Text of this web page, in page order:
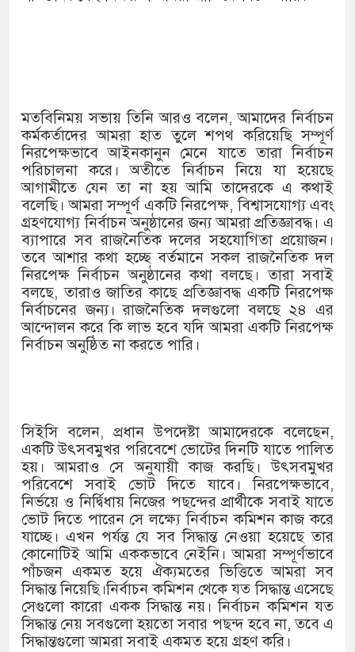
মতবিনিময় সভায় তিনি আরও বলেন, আমাদের নির্বাচন
কর্মকর্তাদের আমরা হাত তুলে শপথ করিয়েছি সম্পূর্ণ
নিরপেক্ষভাবে আইনকানুন মেনে যাতে তারা নির্বাচন
পরিচালনা করে। অতীতে নির্বাচন নিয়ে যা হয়েছে
আগামীতে যেন তা না হয় আমি তাদেরকে এ কথাই
বলেছি। আমরা সম্পূর্ণ একটি নিরপেক্ষ, বিশ্বাসযোগ্য এবং
গ্রহণযোগ্য নির্বাচন অনুষ্ঠানের জন্য আমরা প্রতিজ্ঞাবদ্ধ। এ
ব্যাপারে সব রাজনৈতিক দলের সহযোগিতা প্রয়োজন।
তবে আশার কথা হচ্ছে বর্তমানে সকল রাজনৈতিক দল
নিরপেক্ষ নির্বাচন অনুষ্ঠানের কথা বলছে। তারা সবাই
বলছে, তারাও জাতির কাছে প্রতিজ্ঞাবদ্ধ একটি নিরপেক্ষ
নির্বাচনের জন্য। রাজনৈতিক দলগুলো বলছে ২৪ এর
আন্দোলন করে কি লাভ হবে যদি আমরা একটি নিরপেক্ষ
নির্বাচন অনুষ্ঠিত না করতে পারি।
সিইসি বলেন, প্রধান উপদেষ্টা আমাদেরকে বলেছেন,
একটি উৎসবমুখর পরিবেশে ভোটের দিনটি যাতে পালিত
হয়। আমরাও সে অনুযায়ী কাজ করছি। উৎসবমুখর
পরিবেশে সবাই ভোট দিতে যাবে। নিরপেক্ষভাবে,
নির্ভয়ে ও নির্দ্বিধায় নিজের পছন্দের প্রার্থীকে সবাই যাতে
ভোট দিতে পারেন সে লক্ষ্যে নির্বাচন কমিশন কাজ করে
যাচ্ছে। এখন পর্যন্ত যে সব সিদ্ধান্ত নেওয়া হয়েছে তার
কোনোটিই আমি এককভাবে নেইনি। আমরা সম্পূর্ণভাবে
পাঁচজন একমত হয়ে ঐক্যমতের ভিত্তিতে আমরা সব
সিদ্ধান্ত নিয়েছি।নির্বাচন কমিশন থেকে যত সিদ্ধান্ত এসেছে
সেগুলো কারো একক সিদ্ধান্ত নয়। নির্বাচন কমিশন যত
সিদ্ধান্ত নেয় সবগুলো হয়তো সবার পছন্দ হবে না, তবে এ
সিদ্ধান্তগুলো আমরা সবাই একমত হয়ে গ্রহণ করি।